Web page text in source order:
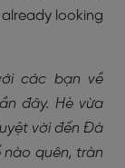
looking
các bạn về
đây. Hè vừa
vời đến Đà
quên, tràn